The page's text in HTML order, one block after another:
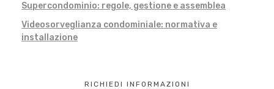
Supercondominio: regole, gestione e assemblea
Videosorveglianza condominiale: normativa e
installazione
RICHIEDI INFORMAZIONI